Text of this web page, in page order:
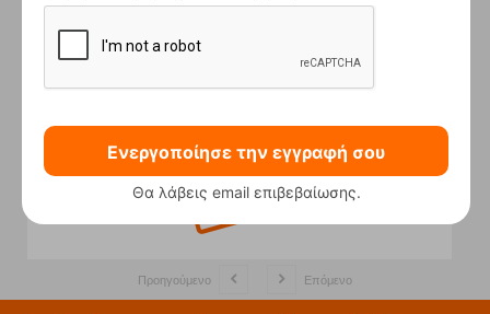
Για αγορές άνω των 50€
Προηγούμενο Επόμενο
Ενεργοποίησε την εγγραφή σου
Θα λάβεις email επιβεβαίωσης.